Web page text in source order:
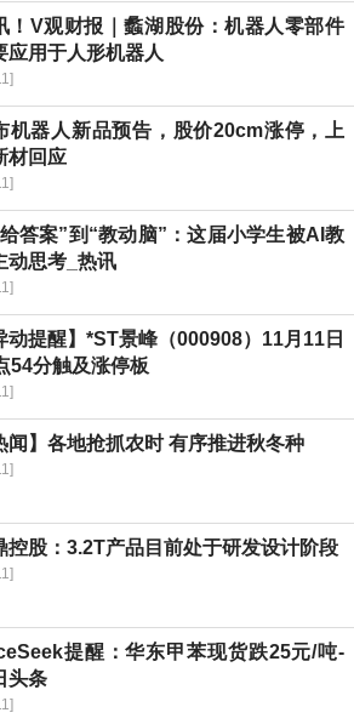
！V观财报｜蠡湖股份：机器人零部件
应用于人形机器人
机器人新品预告，股价20cm涨停，上
材回应
答案”到“教动脑”：这届小学生被AI教
动思考_热讯
动提醒】*ST景峰（000908）11月11日
54分触及涨停板
闻】各地抢抓农时 有序推进秋冬种
控股：3.2T产品目前处于研发设计阶段
提醒：华东甲苯现货跌25元/吨-
头条